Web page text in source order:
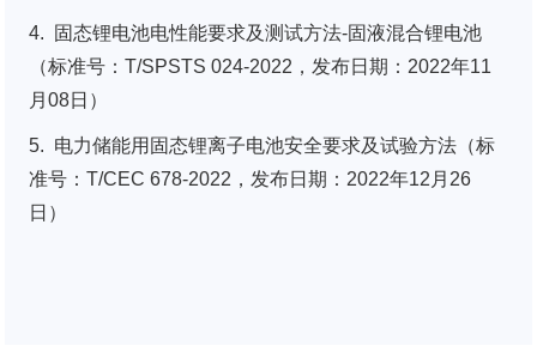
4. 固态锂电池电性能要求及测试方法-固液混合锂电池
（标准号：T/SPSTS 024-2022，发布日期：2022年11
月08日）
5. 电力储能用固态锂离子电池安全要求及试验方法（标
准号：T/CEC 678-2022，发布日期：2022年12月26
日）